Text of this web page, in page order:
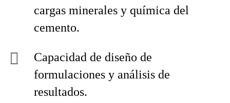
cargas minerales y química del
cemento.
Capacidad de diseño de
formulaciones y análisis de
resultados.